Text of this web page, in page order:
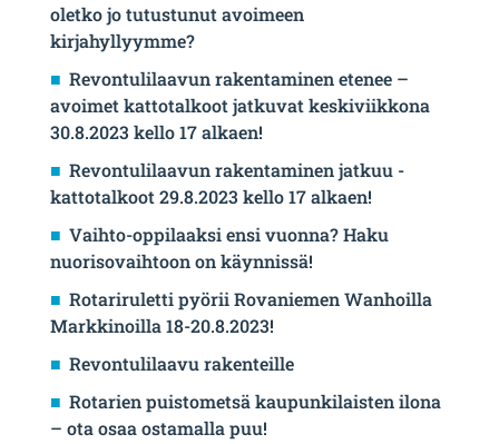
oletko jo tutustunut avoimeen
kirjahyllyymme?
Revontulilaavun rakentaminen etenee –
avoimet kattotalkoot jatkuvat keskiviikkona
30.8.2023 kello 17 alkaen!
Revontulilaavun rakentaminen jatkuu -
kattotalkoot 29.8.2023 kello 17 alkaen!
Vaihto-oppilaaksi ensi vuonna? Haku
nuorisovaihtoon on käynnissä!
Rotariruletti pyörii Rovaniemen Wanhoilla
Markkinoilla 18-20.8.2023!
Revontulilaavu rakenteille
Rotarien puistometsä kaupunkilaisten ilona
– ota osaa ostamalla puu!